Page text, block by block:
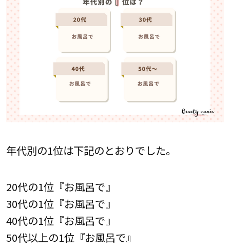
年代別の1位は下記のとおりでした。
20代の1位『お風呂で』
30代の1位『お風呂で』
40代の1位『お風呂で』
50代以上の1位『お風呂で』